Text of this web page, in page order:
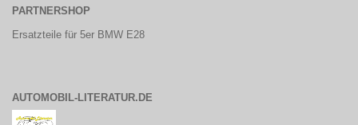
PARTNERSHOP
Ersatzteile für 5er BMW E28
AUTOMOBIL-LITERATUR.DE